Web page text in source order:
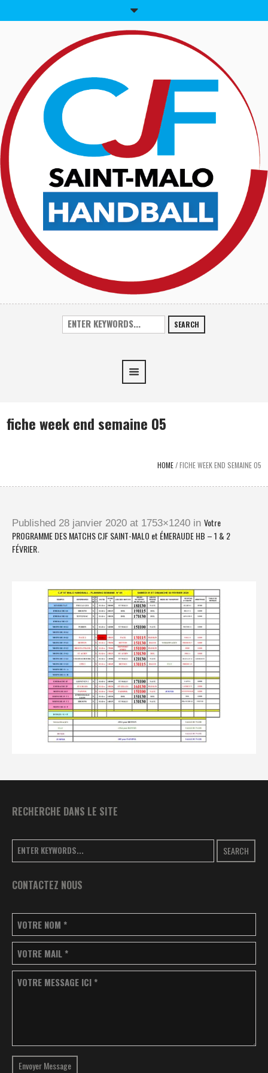
SEARCH
fiche week end semaine 05
HOME/FICHE WEEK END SEMAINE 05
Published 28 janvier 2020 at 1753×1240 in Votre
PROGRAMME DES MATCHS CJF SAINT-MALO et ÉMERAUDE HB – 1 & 2
FÉVRIER.
RECHERCHE DANS LE SITE
SEARCH
CONTACTEZ NOUS
VOTRE NOM *
VOTRE MAIL *
VOTRE MESSAGE ICI *
Envoyer Message